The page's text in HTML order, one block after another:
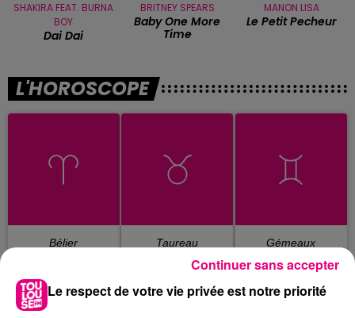
SHAKIRA FEAT. BURNA
BOY
Dai Dai
BRITNEY SPEARS
Baby One More
Time
MANON LISA
Le Petit Pecheur
L'HOROSCOPE
Bélier Taureau Gémeaux
Le respect de votre vie privée est notre priorité
Continuer sans accepter